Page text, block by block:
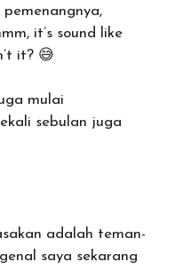
it’s sound like
it? 😅
mulai
sebulan juga
adalah teman-
saya sekarang